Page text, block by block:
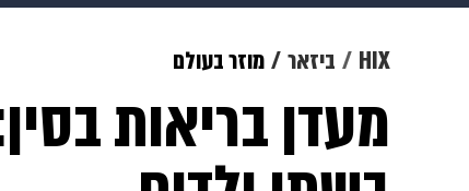
מוזיקה תרבות
דיגיטל גאווה ויוה משפט
HIX ביזאר מוזר בעולם
מעדן בריאות